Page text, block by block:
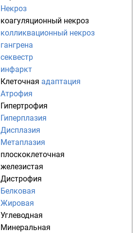
Некроз
коагуляционный некроз
колликвационный некроз
гангрена
секвестр
инфаркт
Клеточная адаптация
Атрофия
Гипертрофия
Гиперплазия
Дисплазия
Метаплазия
плоскоклеточная
железистая
Дистрофия
Белковая
Жировая
Углеводная
Минеральная